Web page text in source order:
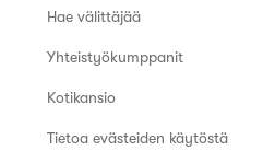
Hae välittäjää
Yhteistyökumppanit
Kotikansio
Tietoa evästeiden käytöstä